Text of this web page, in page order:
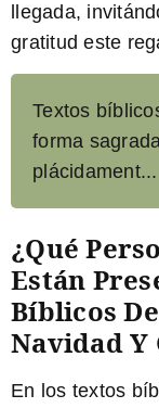
llegada,
gratitud este
Textos
forma
plácidament...
¿Qué
Están
Bíblicos
Navidad Y
En los textos